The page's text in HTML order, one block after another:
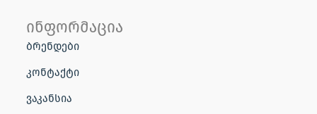
ინფორმაცია
ბრენდები
კონტაქტი
ვაკანსია